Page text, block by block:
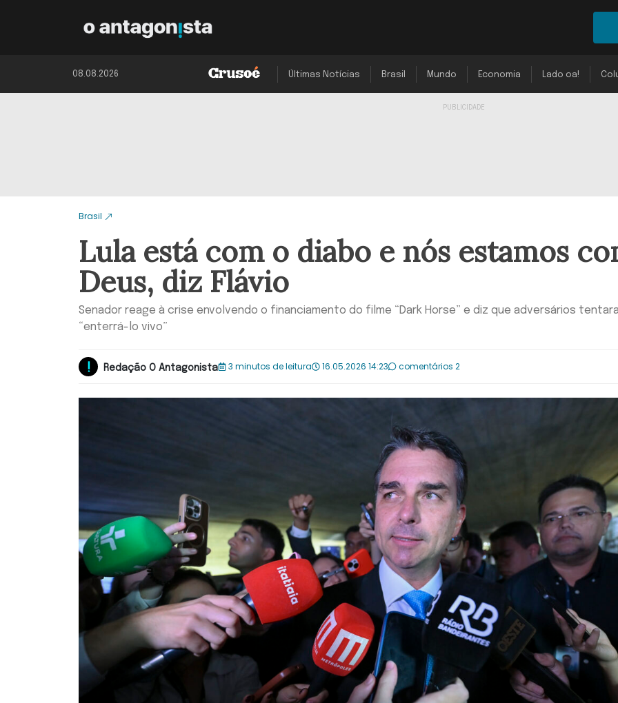
08.08.2026 Últimas Notícias Brasil Mundo Economia Lado oa!
Brasil
Lula está com o diabo e nós estamos
Deus, diz Flávio
Senador reage à crise envolvendo o financiamento do filme “Dark Horse” e diz que adversários
“enterrá-lo vivo”
Redação O Antagonista 3 minutos de leitura 16.05.2026 14:23 comentários 2